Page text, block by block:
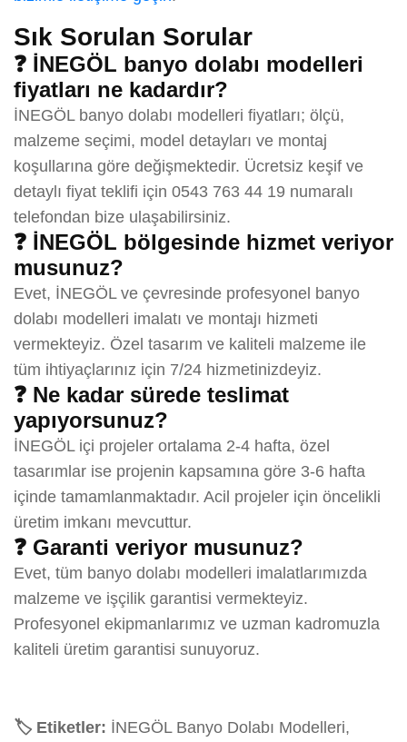
Sık Sorulan Sorular
❓ İNEGÖL banyo dolabı modelleri
fiyatları ne kadardır?
İNEGÖL banyo dolabı modelleri fiyatları; ölçü,
malzeme seçimi, model detayları ve montaj
koşullarına göre değişmektedir. Ücretsiz keşif ve
detaylı fiyat teklifi için 0543 763 44 19 numaralı
telefondan bize ulaşabilirsiniz.
❓ İNEGÖL bölgesinde hizmet veriyor
musunuz?
Evet, İNEGÖL ve çevresinde profesyonel banyo
dolabı modelleri imalatı ve montajı hizmeti
vermekteyiz. Özel tasarım ve kaliteli malzeme ile
tüm ihtiyaçlarınız için 7/24 hizmetinizdeyiz.
❓ Ne kadar sürede teslimat
yapıyorsunuz?
İNEGÖL içi projeler ortalama 2-4 hafta, özel
tasarımlar ise projenin kapsamına göre 3-6 hafta
içinde tamamlanmaktadır. Acil projeler için öncelikli
üretim imkanı mevcuttur.
❓ Garanti veriyor musunuz?
Evet, tüm banyo dolabı modelleri imalatlarımızda
malzeme ve işçilik garantisi vermekteyiz.
Profesyonel ekipmanlarımız ve uzman kadromuzla
kaliteli üretim garantisi sunuyoruz.
🏷️ Etiketler: İNEGÖL Banyo Dolabı Modelleri,